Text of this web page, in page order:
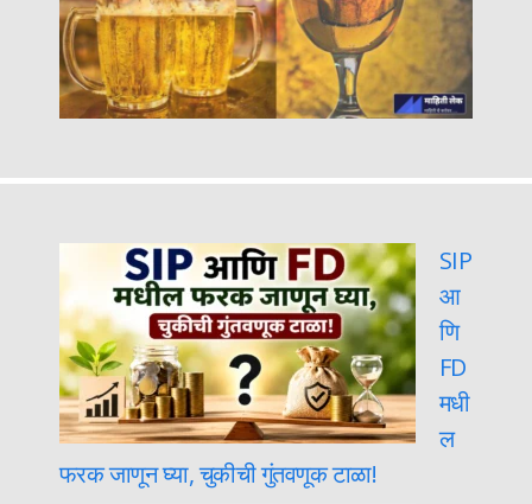
SIP
आ
णि
FD
मधी
ल
फरक जाणून घ्या, चुकीची गुंतवणूक टाळा!